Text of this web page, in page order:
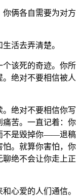
你俩各自需要为对方
活去弄清楚。
个该死的奇迹。你所
绝对不要相信被人
绝对不要相信你写
痛苦。一直记着：你
不是毁掉你——退稿
怕。就算你害怕，你
绝不会让你走上正
心爱的人们通信。